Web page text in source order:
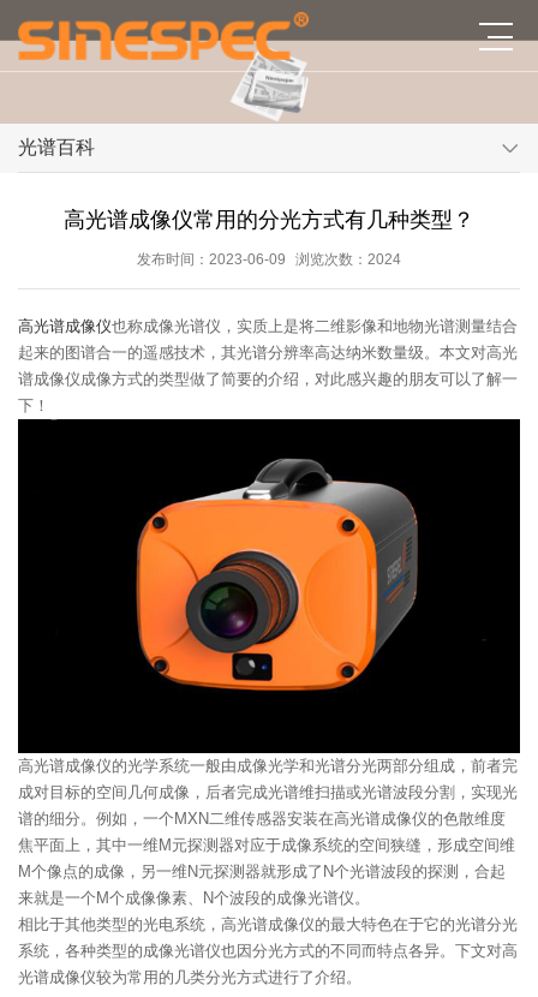
光谱百科
高光谱成像仪常用的分光方式有几种类型？
发布时间：2023-06-09 浏览次数：2024
高光谱成像仪也称成像光谱仪，实质上是将二维影像和地物光谱测量结合
起来的图谱合一的遥感技术，其光谱分辨率高达纳米数量级。本文对高光
谱成像仪成像方式的类型做了简要的介绍，对此感兴趣的朋友可以了解一
下！
高光谱成像仪的光学系统一般由成像光学和光谱分光两部分组成，前者完
成对目标的空间几何成像，后者完成光谱维扫描或光谱波段分割，实现光
谱的细分。例如，一个MXN二维传感器安装在高光谱成像仪的色散维度
焦平面上，其中一维M元探测器对应于成像系统的空间狭缝，形成空间维
M个像点的成像，另一维N元探测器就形成了N个光谱波段的探测，合起
来就是一个M个成像像素、N个波段的成像光谱仪。
相比于其他类型的光电系统，高光谱成像仪的最大特色在于它的光谱分光
系统，各种类型的成像光谱仪也因分光方式的不同而特点各异。下文对高
光谱成像仪较为常用的几类分光方式进行了介绍。